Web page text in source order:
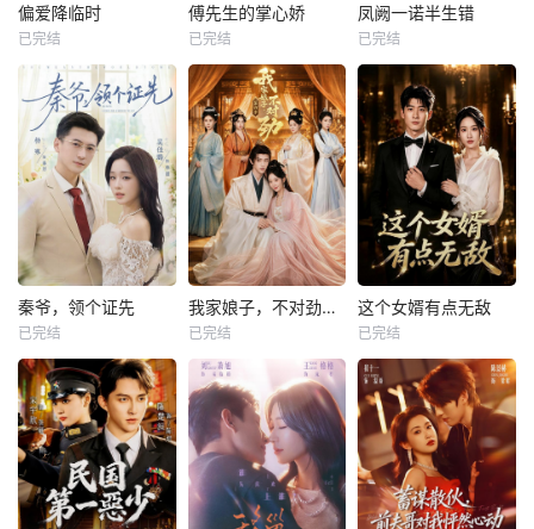
偏爱降临时
已完结
傅先生的掌心娇
已完结
凤阙一诺半生错
已完结
秦爷，领个证先
已完结
我家娘子，不对劲第四季
已完结
这个女婿有点无敌
已完结